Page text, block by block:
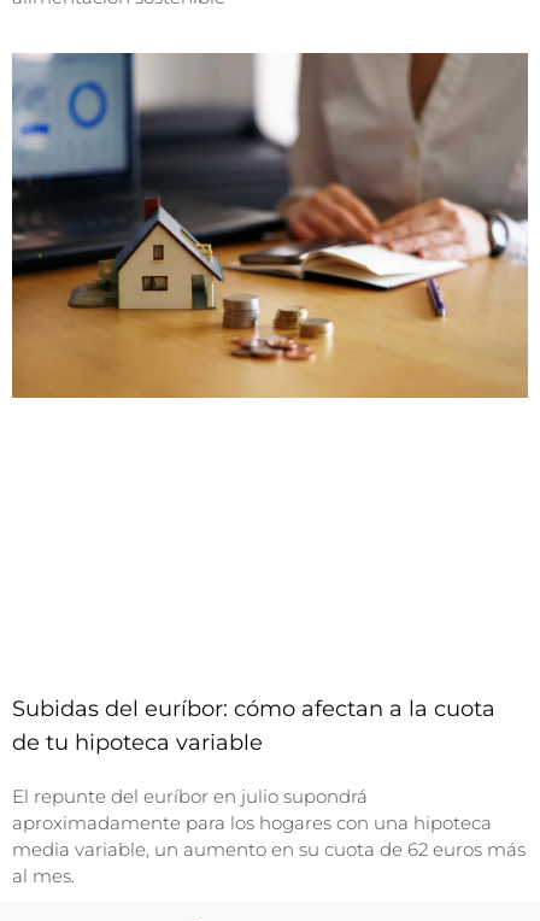
Subidas del euríbor: cómo afectan a la cuota
de tu hipoteca variable
El repunte del euríbor en julio supondrá
aproximadamente para los hogares con una hipoteca
media variable, un aumento en su cuota de 62 euros más
al mes.